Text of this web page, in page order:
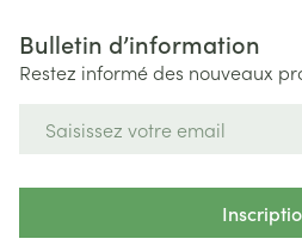
Bulletin d’information
Restez informé des nouveaux